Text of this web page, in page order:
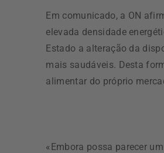
Em comunicado, a ON
elevada densidade
Estado a alteração da
mais saudáveis. Desta
alimentar do próprio
«Embora possa parecer